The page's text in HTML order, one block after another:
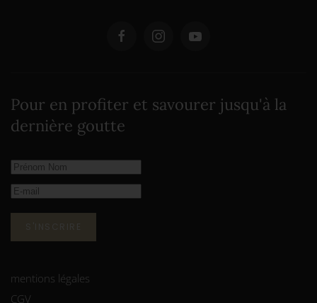
Pour en profiter et savourer jusqu'à la
dernière goutte
mentions légales
CGV